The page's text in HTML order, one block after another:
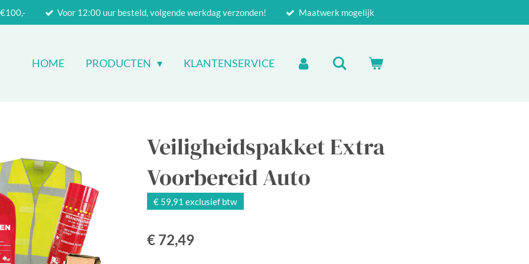
Voor 12:00 uur besteld, volgende werkdag verzonden! Maatwerk mogelijk
HOME PRODUCTEN KLANTENSERVICE
Veiligheidspakket Extra
Voorbereid Auto
€ 59,91 exclusief btw
€ 72,49